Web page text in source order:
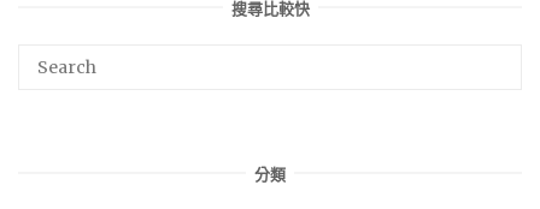
搜尋比較快
分類